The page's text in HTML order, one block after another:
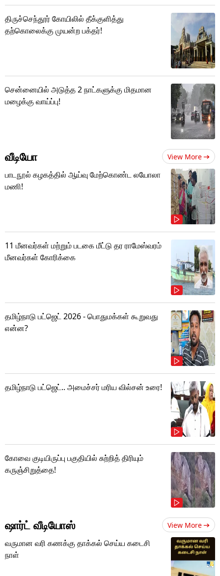
திருச்செந்தூர் கோயிலில் தீக்குளித்து
தற்கொலைக்கு முயன்ற பக்தர்!
சென்னையில் அடுத்த 2 நாட்களுக்கு மிதமான
மழைக்கு வாய்ப்பு!
வீடியோ View More
பாடநூல் கழகத்தில் ஆய்வு மேற்கொண்ட லயோலா
மணி!
11 மீனவர்கள் மற்றும் படகை மீட்டு தர ராமேஸ்வரம்
மீனவர்கள் கோரிக்கை
தமிழ்நாடு பட்ஜெட் 2026 - பொதுமக்கள் கூறுவது
என்ன?
தமிழ்நாடு பட்ஜெட்.. அமைச்சர் மரிய வில்சன் உரை!
கோவை குடியிருப்பு பகுதியில் சுற்றித் திரியும்
கருஞ்சிறுத்தை!
ஷார்ட் வீடியோஸ் View More
வருமான வரி கணக்கு தாக்கல் செய்ய கடைசி
நாள்